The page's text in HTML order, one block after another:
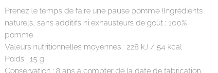
Prenez le temps de faire une pause pomme !Ingrédients
naturels, sans additifs ni exhausteurs de goût : 100%
pomme
Valeurs nutritionnelles moyennes : 228 kJ / 54 kcal
Poids : 15 g
Conservation : 8 ans à compter de la date de fabrication